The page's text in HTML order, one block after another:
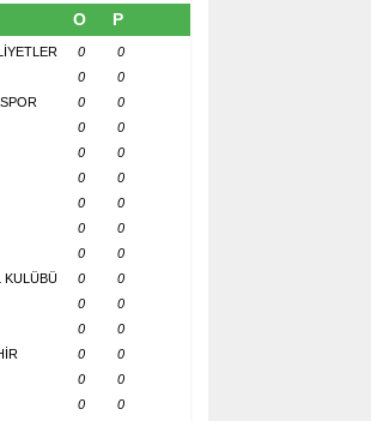
O P
0
0
0
0
0
0
0
0
0
0
0
0
0
0
0
0
0
0
KULÜBÜ 0
0
0
0
0
0
0
0
0
0
0
0